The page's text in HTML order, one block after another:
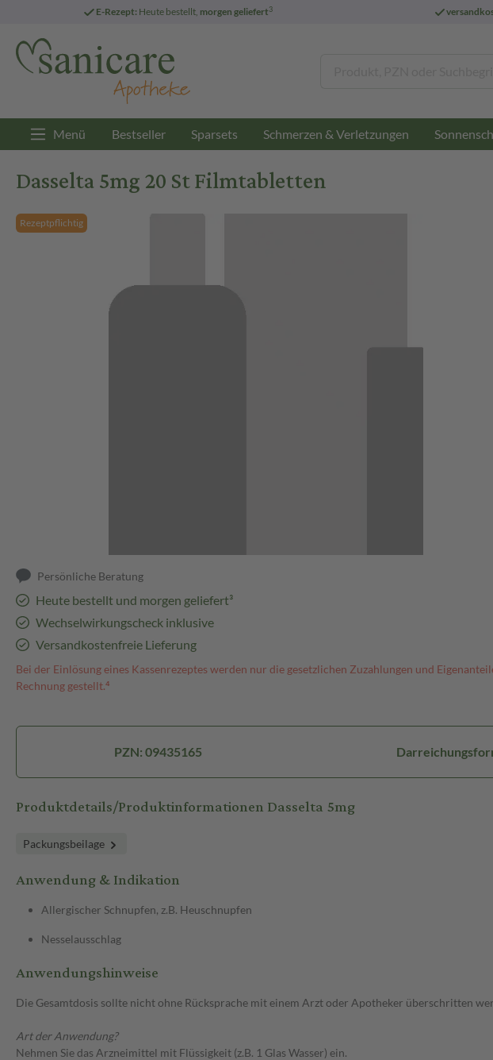
E-Rezept: Heute bestellt, morgen geliefert3
Menü Bestseller Sparsets Schmerzen & Verletzungen
Dasselta 5mg 20 St Filmtabletten
Rezeptpflichtig
Persönliche Beratung
Heute bestellt und morgen geliefert³
Wechselwirkungscheck inklusive
Versandkostenfreie Lieferung
Bei der Einlösung eines Kassenrezeptes werden nur die gesetzlichen Zuzahlungen und
Rechnung gestellt.⁴
PZN: 09435165
Produktdetails/Produktinformationen Dasselta 5mg
Packungsbeilage
Anwendung & Indikation
Allergischer Schnupfen, z.B. Heuschnupfen
Nesselausschlag
Anwendungshinweise
Die Gesamtdosis sollte nicht ohne Rücksprache mit einem Arzt oder Apotheker überschritten
Art der Anwendung?
Nehmen Sie das Arzneimittel mit Flüssigkeit (z.B. 1 Glas Wasser) ein.